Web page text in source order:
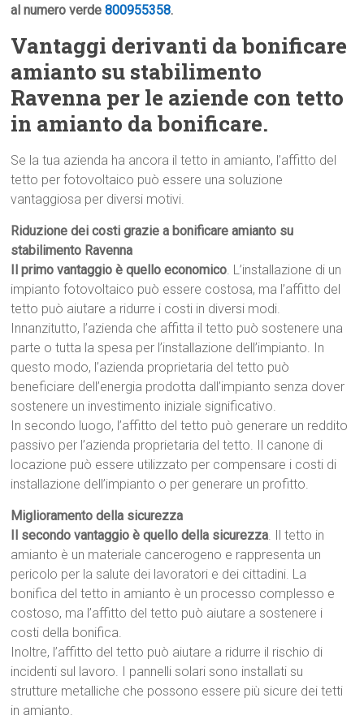
al numero verde800955358.
Vantaggi derivanti da bonificare
amianto su stabilimento
Ravenna per le aziende con tetto
in amianto da bonificare.
Se la tua azienda ha ancora il tetto in amianto, l’affitto del
tetto per fotovoltaico può essere una soluzione
vantaggiosa per diversi motivi.
Riduzione dei costi grazie a bonificare amianto su
stabilimento Ravenna
Il primo vantaggio è quello economico. L’installazione di un
impianto fotovoltaico può essere costosa, ma l’affitto del
tetto può aiutare a ridurre i costi in diversi modi.
Innanzitutto, l’azienda che affitta il tetto può sostenere una
parte o tutta la spesa per l’installazione dell’impianto. In
questo modo, l’azienda proprietaria del tetto può
beneficiare dell’energia prodotta dall’impianto senza dover
sostenere un investimento iniziale significativo.
In secondo luogo, l’affitto del tetto può generare un reddito
passivo per l’azienda proprietaria del tetto. Il canone di
locazione può essere utilizzato per compensare i costi di
installazione dell’impianto o per generare un profitto.
Miglioramento della sicurezza
Il secondo vantaggio è quello della sicurezza. Il tetto in
amianto è un materiale cancerogeno e rappresenta un
pericolo per la salute dei lavoratori e dei cittadini. La
bonifica del tetto in amianto è un processo complesso e
costoso, ma l’affitto del tetto può aiutare a sostenere i
costi della bonifica.
Inoltre, l’affitto del tetto può aiutare a ridurre il rischio di
incidenti sul lavoro. I pannelli solari sono installati su
strutture metalliche che possono essere più sicure dei tetti
in amianto.